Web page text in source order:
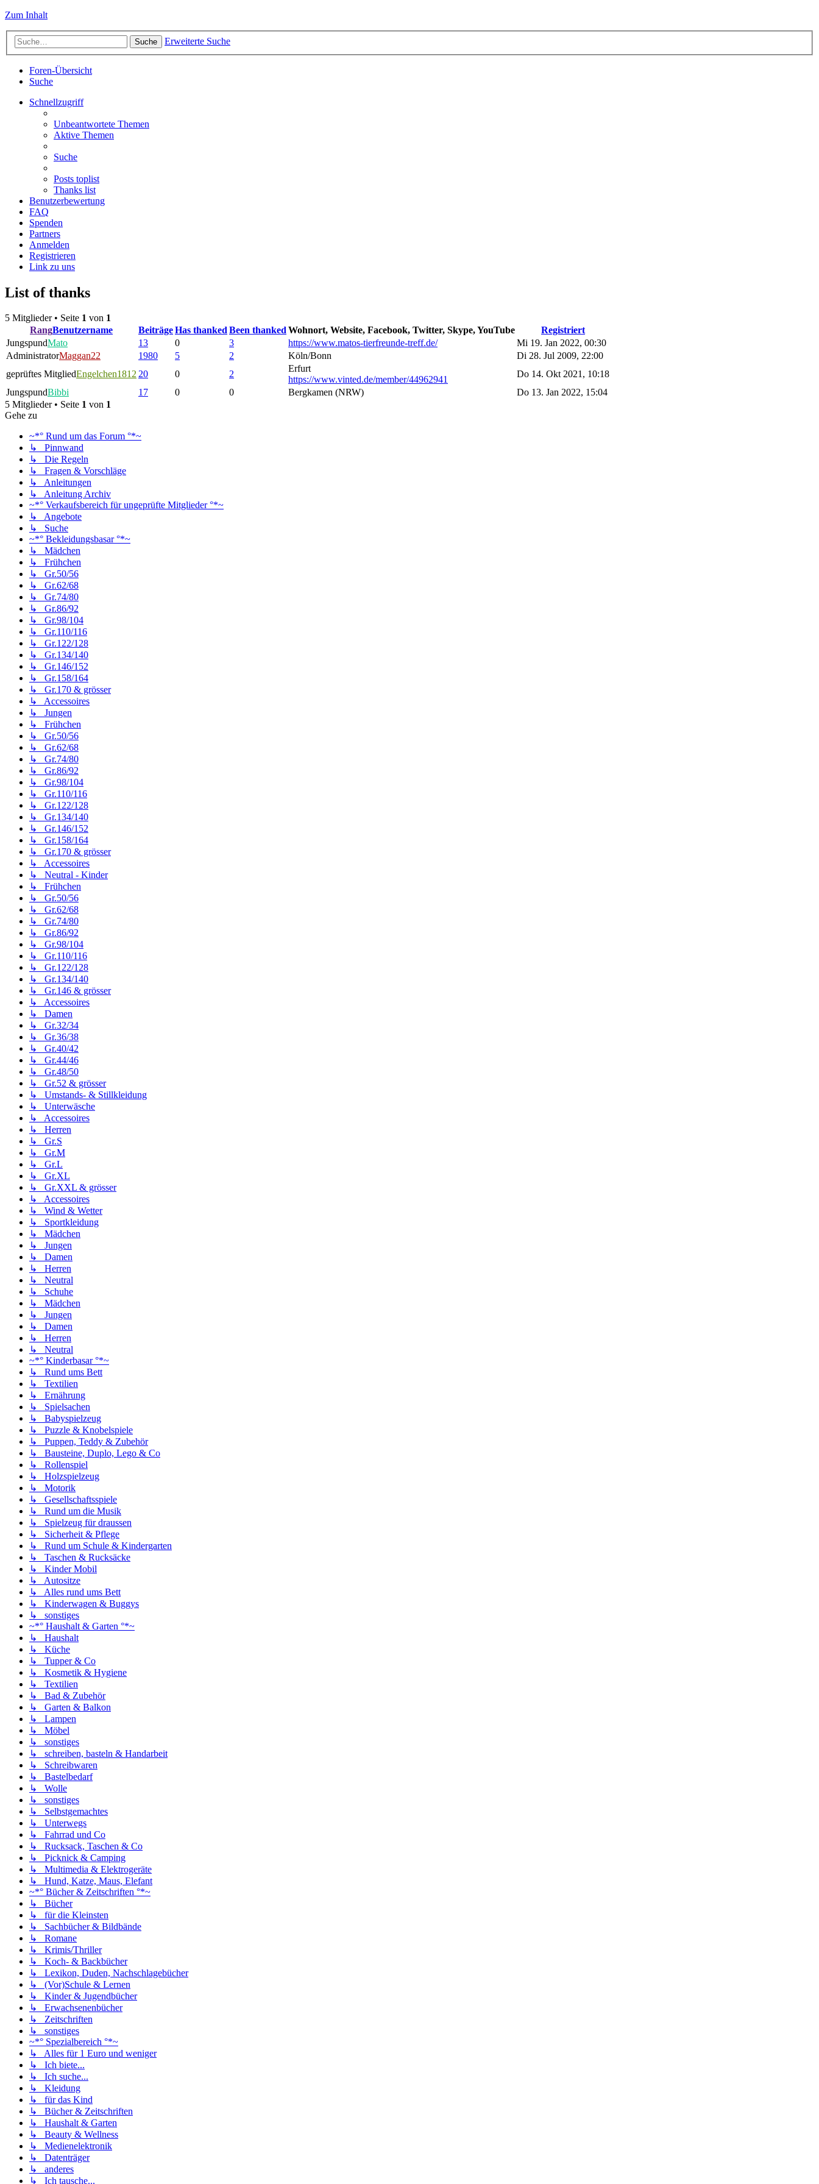
Zum Inhalt
Suche Erweiterte Suche
Foren-Übersicht
Suche
Schnellzugriff
Unbeantwortete Themen
Aktive Themen
Suche
Posts toplist
Thanks list
Benutzerbewertung
FAQ
Spenden
Partners
Anmelden
Registrieren
Link zu uns
List of thanks
5 Mitglieder • Seite 1 von 1
RangBenutzername BeiträgeHas thankedBeen thankedWohnort, Website, Facebook, Twitter, Skype, YouTube
Registriert
JungspundMato 13 0 3 https://www.matos-tierfreunde-treff.de/
Mi 19. Jan 2022, 00:30
AdministratorMaggan22 1980 5 2 Köln/Bonn
Di 28. Jul 2009, 22:00
geprüftes MitgliedEngelchen181220 0 2
Erfurt
https://www.vinted.de/member/44962941
Do 14. Okt 2021, 10:18
JungspundBibbi 17 0 0 Bergkamen (NRW)
Do 13. Jan 2022, 15:04
5 Mitglieder • Seite 1 von 1
Gehe zu
~*° Rund um das Forum °*~
↳ Pinnwand
↳ Die Regeln
↳ Fragen & Vorschläge
↳ Anleitungen
↳ Anleitung Archiv
~*° Verkaufsbereich für ungeprüfte Mitglieder °*~
↳ Angebote
↳ Suche
~*° Bekleidungsbasar °*~
↳ Mädchen
↳ Frühchen
↳ Gr.50/56
↳ Gr.62/68
↳ Gr.74/80
↳ Gr.86/92
↳ Gr.98/104
↳ Gr.110/116
↳ Gr.122/128
↳ Gr.134/140
↳ Gr.146/152
↳ Gr.158/164
↳ Gr.170 & grösser
↳ Accessoires
↳ Jungen
↳ Frühchen
↳ Gr.50/56
↳ Gr.62/68
↳ Gr.74/80
↳ Gr.86/92
↳ Gr.98/104
↳ Gr.110/116
↳ Gr.122/128
↳ Gr.134/140
↳ Gr.146/152
↳ Gr.158/164
↳ Gr.170 & grösser
↳ Accessoires
↳ Neutral - Kinder
↳ Frühchen
↳ Gr.50/56
↳ Gr.62/68
↳ Gr.74/80
↳ Gr.86/92
↳ Gr.98/104
↳ Gr.110/116
↳ Gr.122/128
↳ Gr.134/140
↳ Gr.146 & grösser
↳ Accessoires
↳ Damen
↳ Gr.32/34
↳ Gr.36/38
↳ Gr.40/42
↳ Gr.44/46
↳ Gr.48/50
↳ Gr.52 & grösser
↳ Umstands- & Stillkleidung
↳ Unterwäsche
↳ Accessoires
↳ Herren
↳ Gr.S
↳ Gr.M
↳ Gr.L
↳ Gr.XL
↳ Gr.XXL & grösser
↳ Accessoires
↳ Wind & Wetter
↳ Sportkleidung
↳ Mädchen
↳ Jungen
↳ Damen
↳ Herren
↳ Neutral
↳ Schuhe
↳ Mädchen
↳ Jungen
↳ Damen
↳ Herren
↳ Neutral
~*° Kinderbasar °*~
↳ Rund ums Bett
↳ Textilien
↳ Ernährung
↳ Spielsachen
↳ Babyspielzeug
↳ Puzzle & Knobelspiele
↳ Puppen, Teddy & Zubehör
↳ Bausteine, Duplo, Lego & Co
↳ Rollenspiel
↳ Holzspielzeug
↳ Motorik
↳ Gesellschaftsspiele
↳ Rund um die Musik
↳ Spielzeug für draussen
↳ Sicherheit & Pflege
↳ Rund um Schule & Kindergarten
↳ Taschen & Rucksäcke
↳ Kinder Mobil
↳ Autositze
↳ Alles rund ums Bett
↳ Kinderwagen & Buggys
↳ sonstiges
~*° Haushalt & Garten °*~
↳ Haushalt
↳ Küche
↳ Tupper & Co
↳ Kosmetik & Hygiene
↳ Textilien
↳ Bad & Zubehör
↳ Garten & Balkon
↳ Lampen
↳ Möbel
↳ sonstiges
↳ schreiben, basteln & Handarbeit
↳ Schreibwaren
↳ Bastelbedarf
↳ Wolle
↳ sonstiges
↳ Selbstgemachtes
↳ Unterwegs
↳ Fahrrad und Co
↳ Rucksack, Taschen & Co
↳ Picknick & Camping
↳ Multimedia & Elektrogeräte
↳ Hund, Katze, Maus, Elefant
~*° Bücher & Zeitschriften °*~
↳ Bücher
↳ für die Kleinsten
↳ Sachbücher & Bildbände
↳ Romane
↳ Krimis/Thriller
↳ Koch- & Backbücher
↳ Lexikon, Duden, Nachschlagebücher
↳ (Vor)Schule & Lernen
↳ Kinder & Jugendbücher
↳ Erwachsenenbücher
↳ Zeitschriften
↳ sonstiges
~*° Spezialbereich °*~
↳ Alles für 1 Euro und weniger
↳ Ich biete...
↳ Ich suche...
↳ Kleidung
↳ für das Kind
↳ Bücher & Zeitschriften
↳ Haushalt & Garten
↳ Beauty & Wellness
↳ Medienelektronik
↳ Datenträger
↳ anderes
↳ Ich tausche...